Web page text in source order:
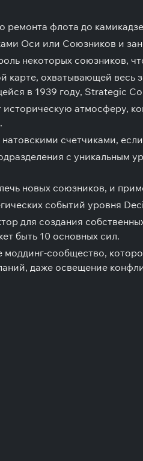
ремонта флота до
Оси или Союзников и
некоторых союзников,
карте, охватывающей весь
в 1939 году, Strategic
атмосферу,
счетчиками,
с уникальным
новых союзников, и
событий уровня
для создания
быть 10 основных сил.
моддинг-сообщество,
даже освещение